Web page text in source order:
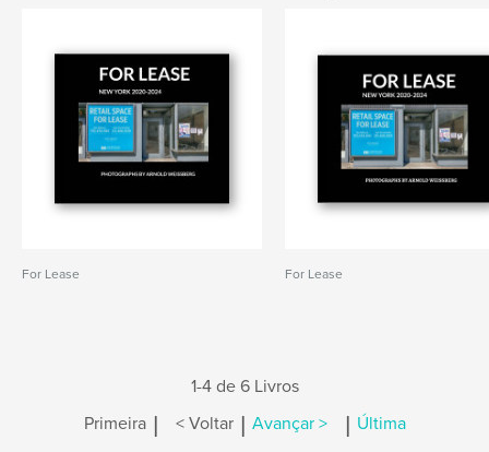
For Lease For Lease
1-4 de 6 Livros
Primeira | < Voltar | Avançar > | Última